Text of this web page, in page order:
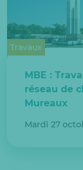
Travaux
MBE :
réseau de
Mureaux
Mardi 27